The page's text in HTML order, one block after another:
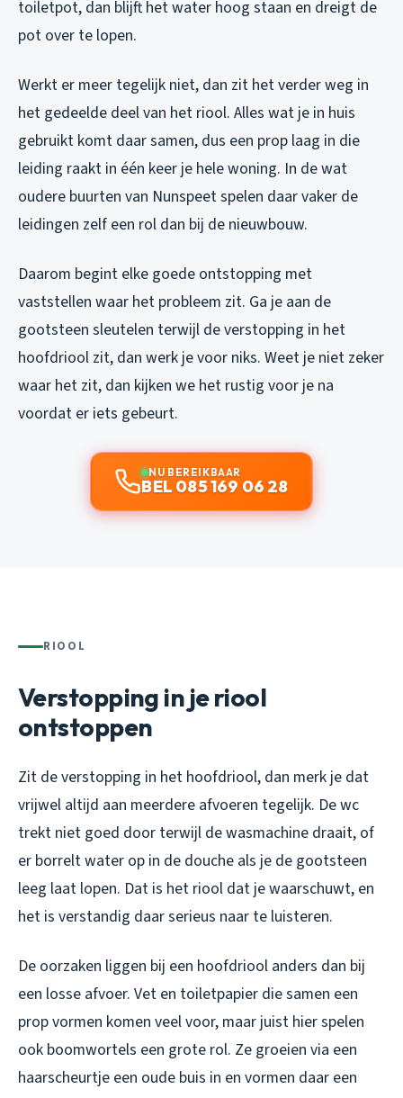
toiletpot, dan blijft het water hoog staan en dreigt de
pot over te lopen.
Werkt er meer tegelijk niet, dan zit het verder weg in
het gedeelde deel van het riool. Alles wat je in huis
gebruikt komt daar samen, dus een prop laag in die
leiding raakt in één keer je hele woning. In de wat
oudere buurten van Nunspeet spelen daar vaker de
leidingen zelf een rol dan bij de nieuwbouw.
Daarom begint elke goede ontstopping met
vaststellen waar het probleem zit. Ga je aan de
gootsteen sleutelen terwijl de verstopping in het
hoofdriool zit, dan werk je voor niks. Weet je niet zeker
waar het zit, dan kijken we het rustig voor je na
voordat er iets gebeurt.
NU BEREIKBAAR
BEL 085 169 06 28
RIOOL
Verstopping in je riool
ontstoppen
Zit de verstopping in het hoofdriool, dan merk je dat
vrijwel altijd aan meerdere afvoeren tegelijk. De wc
trekt niet goed door terwijl de wasmachine draait, of
er borrelt water op in de douche als je de gootsteen
leeg laat lopen. Dat is het riool dat je waarschuwt, en
het is verstandig daar serieus naar te luisteren.
De oorzaken liggen bij een hoofdriool anders dan bij
een losse afvoer. Vet en toiletpapier die samen een
prop vormen komen veel voor, maar juist hier spelen
ook boomwortels een grote rol. Ze groeien via een
haarscheurtje een oude buis in en vormen daar een